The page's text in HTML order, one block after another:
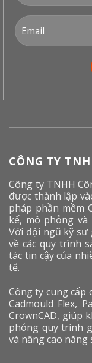
CÔNG TY
Công ty TNHH
được thành lập
pháp phần mềm
kế, mô phỏng
Với đội ngũ kỹ sư
về các quy trình
tác tin cậy của
tế.
Công ty cung cấp
Cadmould Flex,
CrownCAD, giúp
phỏng quy trình
và nâng cao